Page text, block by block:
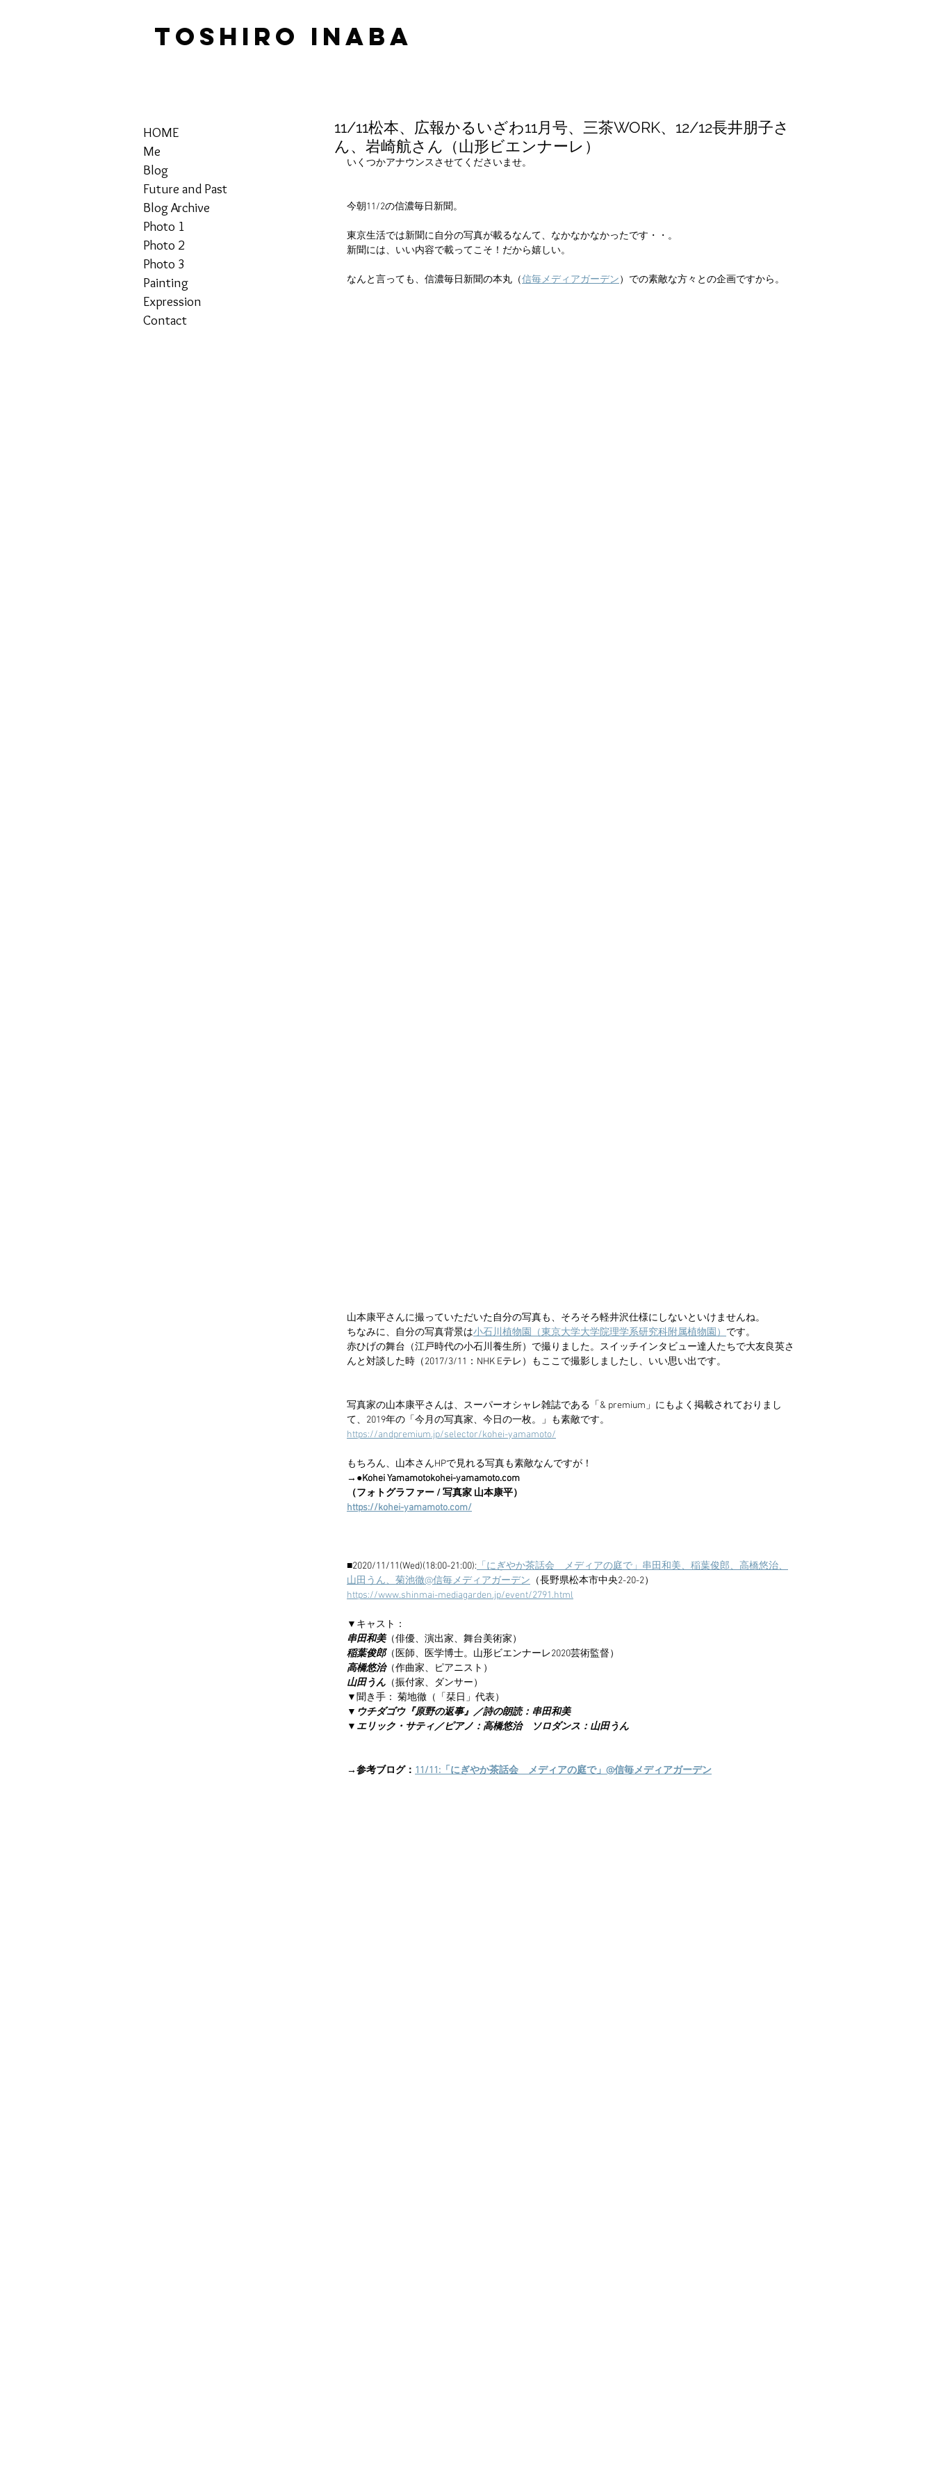
TOSHIRO INABA
11/11松本、広報かるいざわ11月号、三茶WORK、12/12長井朋子さ
ん、岩崎航さん（山形ビエンナーレ）
いくつかアナウンスさせてくださいませ。
今朝11/2の信濃毎日新聞。
東京生活では新聞に自分の写真が載るなんて、なかなかなかったです・・。
新聞には、いい内容で載ってこそ！だから嬉しい。
なんと言っても、信濃毎日新聞の本丸（信毎メディアガーデン）での素敵な方々との企画ですから。
山本康平さんに撮っていただいた自分の写真も、そろそろ軽井沢仕様にしないといけませんね。
ちなみに、自分の写真背景は小石川植物園（東京大学大学院理学系研究科附属植物園） です。
赤ひげの舞台（江戸時代の小石川養生所）で撮りました。スイッチインタビュー達人たちで大友良英さ
んと対談した時（2017/3/11：NHK Eテレ）もここで撮影しましたし、いい思い出です。
写真家の山本康平さんは、スーパーオシャレ雑誌である「& premium」にもよく掲載されておりまし
て、2019年の「今月の写真家、今日の一枚。」も素敵です。
https://andpremium.jp/selector/kohei-yamamoto/
もちろん、山本さんHPで見れる写真も素敵なんですが！
→ ●Kohei Yamamotokohei-yamamoto.com
（フォトグラファー / 写真家 山本康平）
https://kohei-yamamoto.com/
■2020/11/11(Wed)(18:00-21:00): 「にぎやか茶話会　メディアの庭で」串田和美、稲葉俊郎、高橋悠治、
山田うん、菊池徹@信毎メディアガーデン （長野県松本市中央2-20-2）
https://www.shinmai-mediagarden.jp/event/2791.html
▼キャスト：
串田和美（俳優、演出家、舞台美術家）
稲葉俊郎（医師、医学博士。山形ビエンナーレ2020芸術監督）
高橋悠治（作曲家、ピアニスト）
山田うん （振付家、ダンサー）
▼聞き手： 菊地徹（「栞日」代表）
▼ウチダゴウ『原野の返事』／詩の朗読：串田和美
▼エリック・サティ／ピアノ：高橋悠治　ソロダンス：山田うん
→参考ブログ： 11/11:「にぎやか茶話会　メディアの庭で」@信毎メディアガーデン
HOME
Me
Blog
Future and Past
Blog Archive
Photo 1
Photo 2
Photo 3
Painting
Expression
Contact